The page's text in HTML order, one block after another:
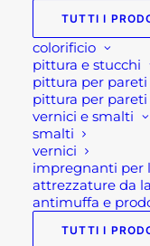
TUTTI I
colorificio
pittura e stucchi
pittura per
pittura per pareti
vernici e smalti
smalti
vernici
impregnanti per
attrezzature da
antimuffa e
TUTTI I
Innanzi
una
scarpe da
Non
prodotti
con
alle suole,